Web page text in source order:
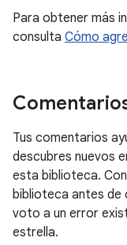
Para obtener más
consulta Cómo
Tus comentarios
descubres nuevos
esta biblioteca.
biblioteca antes de
voto a un error
estrella.